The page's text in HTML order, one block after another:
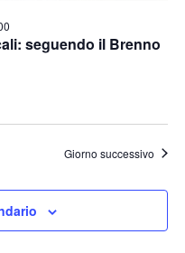
seguendo il Brenno
Giorno successivo